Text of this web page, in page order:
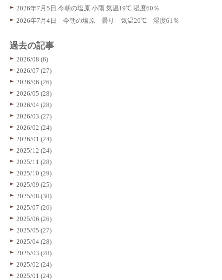
2026年7月5日 今朝の塩原 小雨 気温19℃ 湿度60％
2026年7月4日 今朝の塩原 曇り 気温20℃ 湿度61％
過去の記事
2026/08 (6)
2026/07 (27)
2026/06 (26)
2026/05 (28)
2026/04 (28)
2026/03 (27)
2026/02 (24)
2026/01 (24)
2025/12 (24)
2025/11 (28)
2025/10 (29)
2025/09 (25)
2025/08 (30)
2025/07 (26)
2025/06 (26)
2025/05 (27)
2025/04 (28)
2025/03 (28)
2025/02 (24)
2025/01 (24)